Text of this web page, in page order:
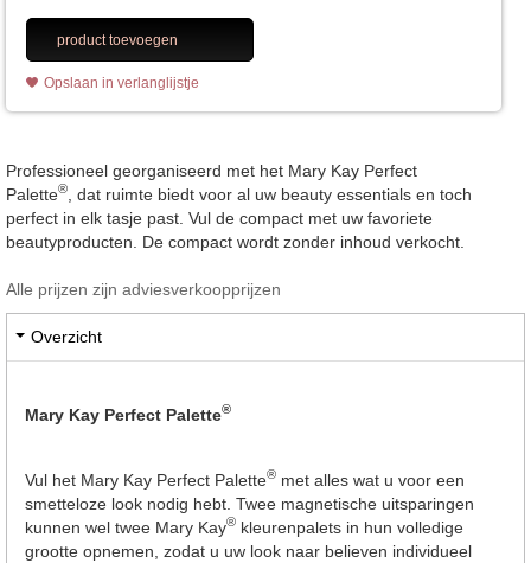
product toevoegen
Opslaan in verlanglijstje
Professioneel georganiseerd met het Mary Kay Perfect
Palette®
, dat ruimte biedt voor al uw beauty essentials en toch
perfect in elk tasje past. Vul de compact met uw favoriete
beautyproducten. De compact wordt zonder inhoud verkocht.
Alle prijzen zijn adviesverkoopprijzen
Overzicht
Mary Kay Perfect Palette®
Vul het Mary Kay Perfect Palette® met alles wat u voor een
smetteloze look nodig hebt. Twee magnetische uitsparingen
kunnen wel twee Mary Kay® kleurenpalets in hun volledige
grootte opnemen, zodat u uw look naar believen individueel